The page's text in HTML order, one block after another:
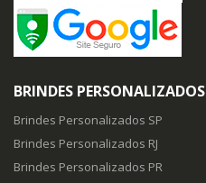
BRINDES PERSONALIZADOS
Brindes Personalizados SP
Brindes Personalizados RJ
Brindes Personalizados PR